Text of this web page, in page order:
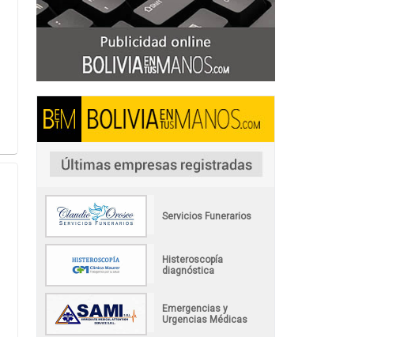
Servicios Funerarios
Histeroscopía
diagnóstica
Emergencias y
Urgencias Médicas